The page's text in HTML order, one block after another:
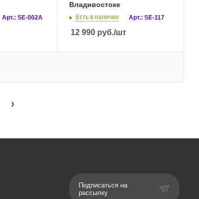
Арт.: SE-002A
Владивостоке
Есть в наличии Арт.: SE-117
12 990 руб./шт
Подписаться на
рассылку